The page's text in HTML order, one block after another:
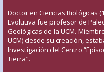
Doctor en Ciencias Biológicas
Evolutiva fue profesor de
Geológicas de la UCM.
UCM) desde su creación,
Investigación del Centro
Tierra”.